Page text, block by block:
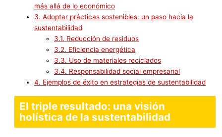
más allá de lo económico
3. Adoptar prácticas sostenibles: un paso hacia la
sustentabilidad
3.1. Reducción de residuos
3.2. Eficiencia energética
3.3. Uso de materiales reciclados
3.4. Responsabilidad social empresarial
4. Ejemplos de éxito en estrategias de sustentabilidad
El triple resultado: una visión
holística de la sustentabilidad